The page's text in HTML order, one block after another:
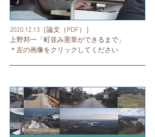
2020.12.13 ［論文（PDF）］
上野邦一「町並み憲章ができるまで」
​＊左の画像をクリックしてください